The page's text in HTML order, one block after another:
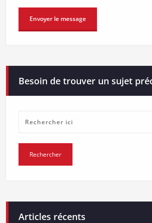
Besoin de trouver un sujet
Articles récents